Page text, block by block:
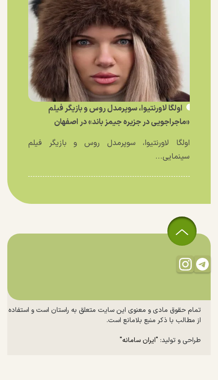
اولگا لاورنتیوا، سوپرمدل روس و بازیگر فیلم
«ماجراجویی در جزیره جیمز باند» در اصفهان
اولگا لاورنتیوا، سوپرمدل روس و بازیگر فیلم
سینمایی...
تمام حقوق مادی و معنوی این سایت متعلق به راستان است و استفاده
از مطالب با ذکر منبع بلامانع است.
طراحی و تولید: "ایران سامانه"